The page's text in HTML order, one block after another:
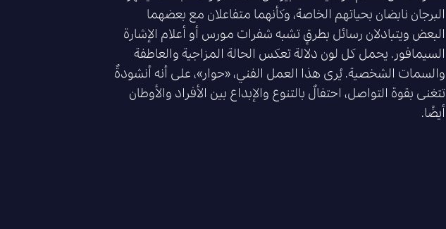
البرجان نابضان بحياتهم الخاصة، وكأنهما متفاعلان مع بعضهما
البعض ويتبادلان رسائل بطرقٍ تشبه شفرات مورس أو أعلام الإشارة
السيمافور. يحمل كل لون دلالة تعكس الحالة المزاجية والعاطفة
والسمات الشخصية. يُرى هذا العمل الفني، «حوار»، على أنه أنشودةٌ
تتغنى بقوة التواصل، احتفالٌ بالتنوع والإبداع بين الأفراد والأوطان
أيضًا.